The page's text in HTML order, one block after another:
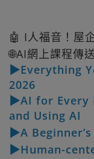
🤖 I人福音！屋
🌐AI網上課程傳
▶Everything
2026
▶AI for Every
and Using AI
▶A
▶Human-